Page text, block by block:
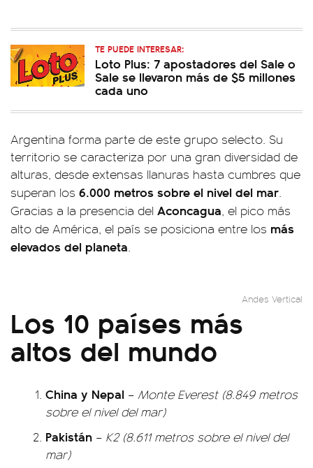
TE PUEDE INTERESAR:
Loto Plus: 7 apostadores del Sale o
Sale se llevaron más de $5 millones
cada uno
Argentina forma parte de este grupo selecto. Su
territorio se caracteriza por una gran diversidad de
alturas, desde extensas llanuras hasta cumbres que
superan los 6.000 metros sobre el nivel del mar.
Gracias a la presencia del Aconcagua, el pico más
alto de América, el país se posiciona entre los más
elevados del planeta.
Andes Vertical
Los 10 países más
altos del mundo
China y Nepal – Monte Everest (8.849 metros
sobre el nivel del mar)
Pakistán – K2 (8.611 metros sobre el nivel del
mar)